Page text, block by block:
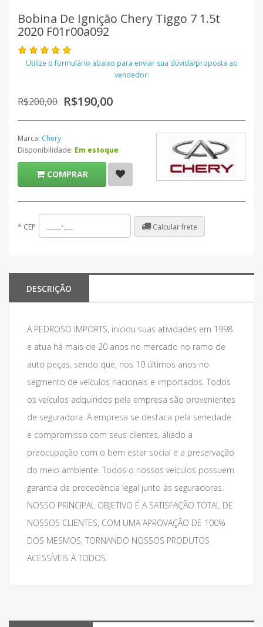
Bobina De Ignição Chery Tiggo 7 1.5t
2020 F01r00a092
Utilize o formulário abaixo para enviar sua dúvida/proposta ao
vendedor:
R$200,00 R$190,00
Marca: Chery
Disponibilidade: Em estoque
COMPRAR
* CEP Calcular frete
DESCRIÇÃO
A PEDROSO IMPORTS, iniciou suas atividades em 1998
e atua há mais de 20 anos no mercado no ramo de
auto peças, sendo que, nos 10 últimos anos no
segmento de veículos nacionais e importados. Todos
os veículos adquiridos pela empresa são provenientes
de seguradora. A empresa se destaca pela seriedade
e compromisso com seus clientes, aliado a
preocupação com o bem estar social e a preservação
do meio ambiente. Todos o nossos veículos possuem
garantia de procedência legal junto às seguradoras.
NOSSO PRINCIPAL OBJETIVO É A SATISFAÇÃO TOTAL DE
NOSSOS CLIENTES, COM UMA APROVAÇÃO DE 100%
DOS MESMOS, TORNANDO NOSSOS PRODUTOS
ACESSÍVEIS À TODOS.